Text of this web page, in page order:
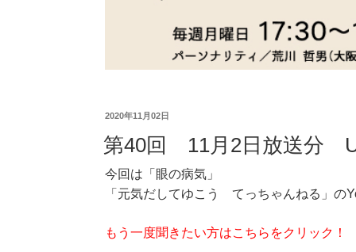
2020年11月02日
第40回 11月2日放送分
今回は「眼の病気」
「元気だしてゆこう てっちゃんねる」の
もう一度聞きたい方はこちらをクリック！